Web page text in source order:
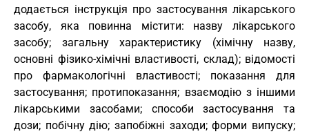
додається інструкція про застосування лікарського
засобу, яка повинна містити: назву лікарського
засобу; загальну характеристику (хімічну назву,
основні фізико-хімічні властивості, склад); відомості
про фармакологічні властивості; показання для
застосування; протипоказання; взаємодію з іншими
лікарськими засобами; способи застосування та
дози; побічну дію; запобіжні заходи; форми випуску;